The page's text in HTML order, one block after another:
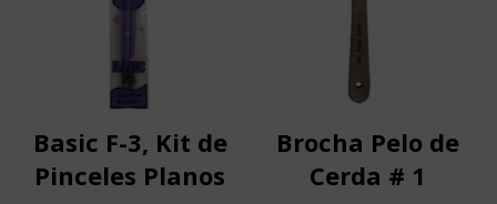
Basic F-3, Kit de
Pinceles Planos
Brocha Pelo de
Cerda # 1